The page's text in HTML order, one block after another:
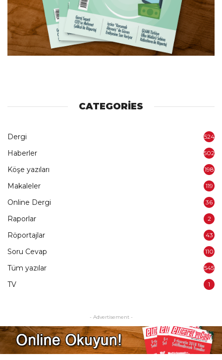
CATEGORIES
Dergi 524
Haberler 502
Köşe yazıları 198
Makaleler 119
Online Dergi 36
Raporlar 2
Röportajlar 43
Soru Cevap 110
Tüm yazılar 545
TV 1
- Advertisement -